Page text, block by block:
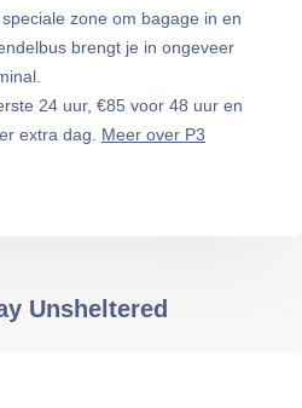
zone om bagage in en
brengt je in ongeveer
24 uur, €85 voor 48 uur en
extra dag. Meer over P3
Unsheltered